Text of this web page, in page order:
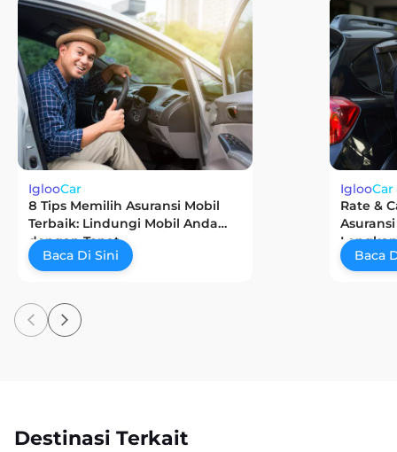
IglooCar
8 Tips Memilih Asuransi Mobil
Terbaik: Lindungi Mobil Anda
dengan Tepat
Baca Di Sini
IglooCar
Rate &
Baca
Destinasi Terkait